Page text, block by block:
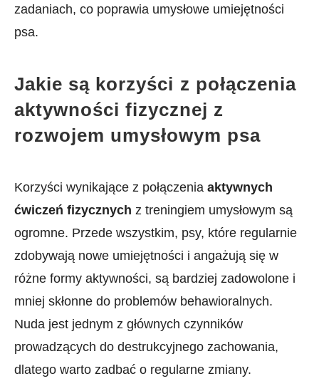
zadaniach, co poprawia umysłowe umiejętności
psa.
Jakie‌ są korzyści⁤ z połączenia
aktywności fizycznej z
rozwojem umysłowym psa
Korzyści wynikające z połączenia aktywnych⁣
ćwiczeń fizycznych z treningiem umysłowym są
ogromne. Przede wszystkim, psy, które regularnie
zdobywają nowe umiejętności i angażują się⁢ w
różne formy aktywności, są‍ bardziej zadowolone i
mniej skłonne do problemów behawioralnych.
Nuda jest jednym z głównych czynników
prowadzących do destrukcyjnego zachowania,
dlatego⁢ warto zadbać o regularne zmiany.